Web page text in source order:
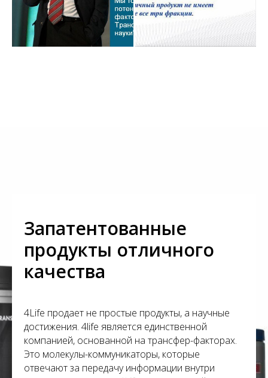
Запатентованные
продукты отличного
качества
4Life продает не простые продукты, а научные
достижения. 4life является единственной
компанией, основанной на трансфер-факторах.
Это молекулы-коммуникаторы, которые
отвечают за передачу информации внутри